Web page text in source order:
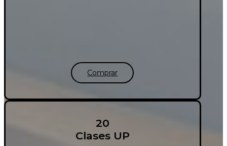
Comprar
20
Clases UP